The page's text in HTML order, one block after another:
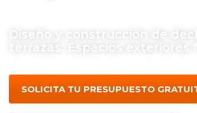
Diseño y construcción de
terrazas. Espacios exteriores
SOLICITA TU PRESUPUESTO